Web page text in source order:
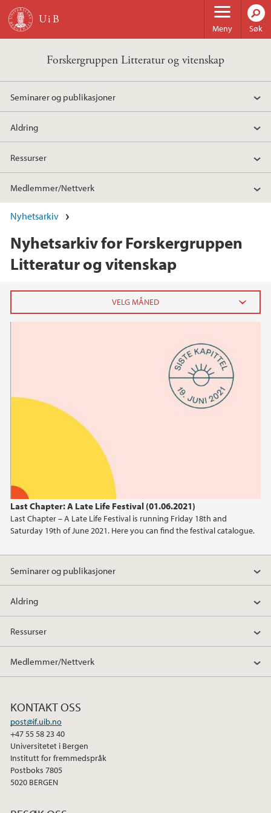
Hopp til hovedinnhold
Meny Søk
Forskergruppen Litteratur og vitenskap
Seminarer og publikasjoner
Aldring
Ressurser
Medlemmer/Nettverk
Nyhetsarkiv
Nyhetsarkiv for Forskergruppen
Litteratur og vitenskap
Last Chapter: A Late Life Festival (01.06.2021)
Last Chapter – A Late Life Festival is running Friday 18th and
Saturday 19th of June 2021. Here you can find the festival catalogue.
2017
Seminarer og publikasjoner
Aldring
Ressurser
Medlemmer/Nettverk
KONTAKT OSS
post@if.uib.no
+47 55 58 23 40
Universitetet i Bergen
Institutt for fremmedspråk
Postboks 7805
5020 BERGEN